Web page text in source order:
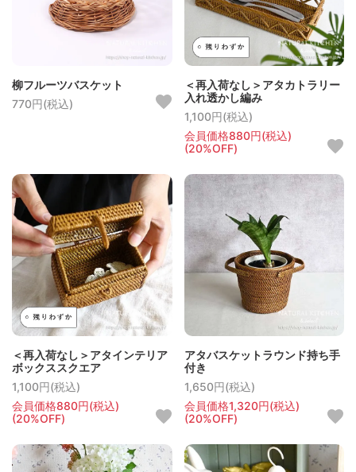
柳フルーツバスケット
770円(税込)
＜再入荷なし＞アタカトラリー
入れ透かし編み
1,100円(税込)
会員価格880円(税込)
(20%OFF)
＜再入荷なし＞アタインテリア
ボックススクエア
1,100円(税込)
会員価格880円(税込)
(20%OFF)
アタバスケットラウンド持ち手
付き
1,650円(税込)
会員価格1,320円(税込)
(20%OFF)